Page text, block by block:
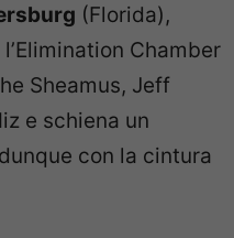
(Florida),
Chamber
Sheamus, Jeff
e schiena un
con la cintura